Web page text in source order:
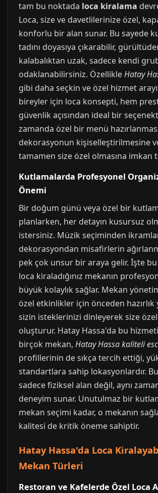
tam bu noktada loca kiralama
Loca, size ve davetlilerinize özel,
konforlu bir alan sunar. Bu sayede
tadını doyasıya çıkarabilir,
kalabalıktan uzak, sadece kendi
odaklanabilirsiniz. ÖzellikleHatay
gibi daha seçkin ve özel hizmet
bireyler için loca konsepti, hem
güvenlik açısından ideal bir
zamanda özel bir menü
dekorasyonun kişiselleştirilmesine
tamamen size özel olmasına imkan
Kutlamalarda Profesyonel
Önemi
Bir doğum günü veya özel bir
planlarken, her detayın kusursuz
istersiniz. Müzik seçiminden
dekorasyondan misafirlerin
pek çok unsur bir araya gelir. İşte
loca kiraladığınız mekanın
büyük kolaylık sağlar. Mekan
özel etkinlikler için önceden hazırlık
sizin isteklerinizi dinleyerek size
oluşturur. Hatay Hassa'da bu
birçok mekan, Hatay Hassa kaliteli
profillerinin de sıkça tercih ettiği,
standartlara sahip lokasyonlardır.
sadece fiziksel alan değil, aynı
deneyim sunar. Unutulmaz bir
mekan seçimi kadar, o mekanın
kalitesi de kritik öneme sahiptir.
Hatay Hassa'da Loca
Mekan Türleri
Restoran ve Kafelerde Özel Loca